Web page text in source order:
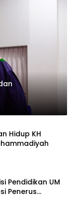
Hidup KH
Pendidikan UM
Penerus